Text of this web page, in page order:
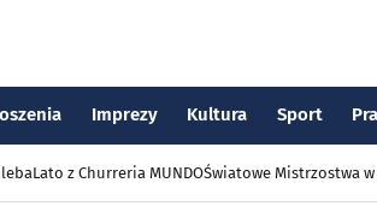
Imprezy Kultura Sport
Lato z Churreria MUNDOŚwiatowe Mistrzostwa